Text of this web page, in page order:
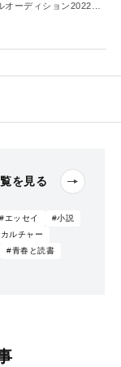
オーディション2022
ンタビュー
を見る
#エッセイ
#小説
ルチャー
#青春と読書